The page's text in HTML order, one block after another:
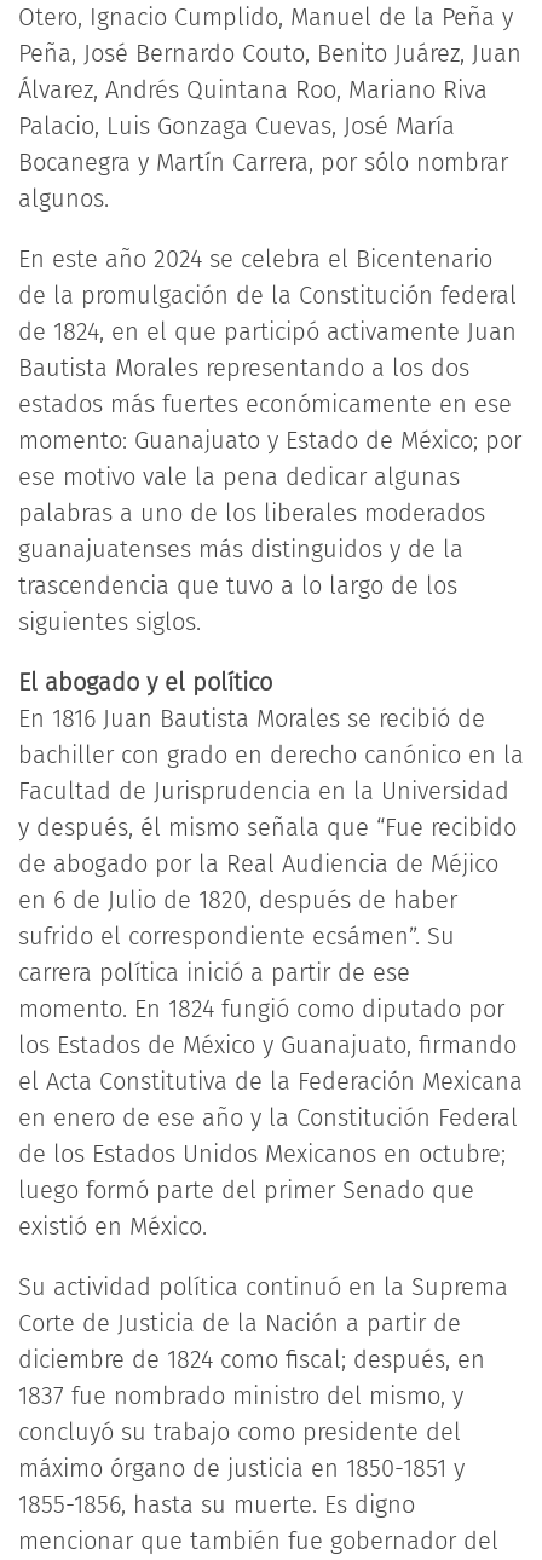
Otero, Ignacio Cumplido, Manuel de la Peña y
Peña, José Bernardo Couto, Benito Juárez, Juan
Álvarez, Andrés Quintana Roo, Mariano Riva
Palacio, Luis Gonzaga Cuevas, José María
Bocanegra y Martín Carrera, por sólo nombrar
algunos.
En este año 2024 se celebra el Bicentenario
de la promulgación de la Constitución federal
de 1824, en el que participó activamente Juan
Bautista Morales representando a los dos
estados más fuertes económicamente en ese
momento: Guanajuato y Estado de México; por
ese motivo vale la pena dedicar algunas
palabras a uno de los liberales moderados
guanajuatenses más distinguidos y de la
trascendencia que tuvo a lo largo de los
siguientes siglos.
El abogado y el político
En 1816 Juan Bautista Morales se recibió de
bachiller con grado en derecho canónico en la
Facultad de Jurisprudencia en la Universidad
y después, él mismo señala que “Fue recibido
de abogado por la Real Audiencia de Méjico
en 6 de Julio de 1820, después de haber
sufrido el correspondiente ecsámen”. Su
carrera política inició a partir de ese
momento. En 1824 fungió como diputado por
los Estados de México y Guanajuato, firmando
el Acta Constitutiva de la Federación Mexicana
en enero de ese año y la Constitución Federal
de los Estados Unidos Mexicanos en octubre;
luego formó parte del primer Senado que
existió en México.
Su actividad política continuó en la Suprema
Corte de Justicia de la Nación a partir de
diciembre de 1824 como fiscal; después, en
1837 fue nombrado ministro del mismo, y
concluyó su trabajo como presidente del
máximo órgano de justicia en 1850-1851 y
1855-1856, hasta su muerte. Es digno
mencionar que también fue gobernador del